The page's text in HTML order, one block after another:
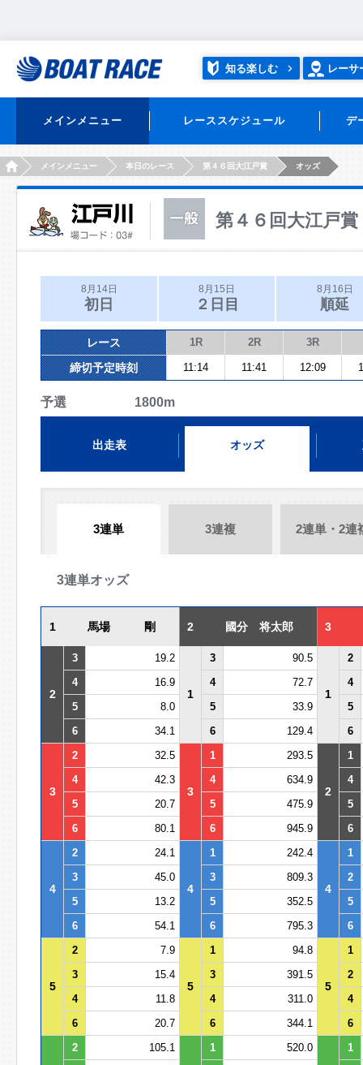
知る楽しむ レーサ
メインメニュー レーススケジュール デ
HOMEメインメニュー 本日のレース 第４６回大江戸賞 オッズ
第４６回大江戸賞
8月14日
初日
8月15日
２日目
8月16日
順延
レース 1R 2R 3R
締切予定時刻 11:14 11:41 12:09
予選 1800m
出走表 オッズ
3連単 3連複 2連単・2連
3連単オッズ
1 馬場 剛 2 國分 将太郎 3
2
3 19.2
1
3 90.5
1
2
4
16.9 4 72.7
4
5
8.0 5 33.9
5
6
34.1 6 129.4 6
3
2 32.5
3
1 293.5
2
1
4
42.3 4 634.9
4
5
20.7 5 475.9
5
6
80.1 6 945.9 6
4
2 24.1
4
1 242.4
4
1
3
45.0 3 809.3
2
5
13.2 5 352.5
5
6
54.1 6 795.3 6
5
2 7.9
5
1 94.8
5
1
3
15.4 3 391.5
2
4
11.8 4 311.0
4
6
20.7 6 344.1 6
2 105.1 1 520.0
1